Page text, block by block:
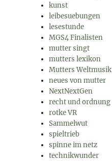
kunst
leibesuebungen
lesestunde
MGS4 Finalisten
mutter singt
mutters lexikon
Mutters Weltmusik
neues von mutter
NextNextGen
recht und ordnung
rotke VR
Sammelwut
spieltrieb
spinne im netz
technikwunder